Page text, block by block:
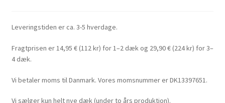
Leveringstiden er ca. 3-5 hverdage.
Fragtprisen er 14,95 € (112 kr) for 1–2 dæk og 29,90 € (224 kr) for 3–
4 dæk.
Vi betaler moms til Danmark. Vores momsnummer er DK13397651.
Vi sælger kun helt nye dæk (under to års produktion).